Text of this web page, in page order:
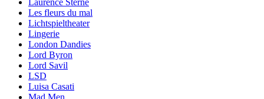
Laurence Sterne
Les fleurs du mal
Lichtspieltheater
Lingerie
London Dandies
Lord Byron
Lord Savil
LSD
Luisa Casati
Mad Men